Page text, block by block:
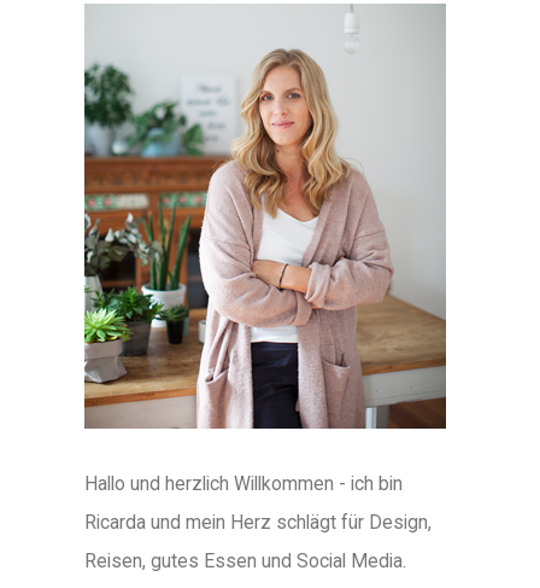
Hallo und herzlich Willkommen - ich bin
Ricarda und mein Herz schlägt für Design,
Reisen, gutes Essen und Social Media.